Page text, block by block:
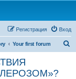
Вход
Регистрация
Your first forum